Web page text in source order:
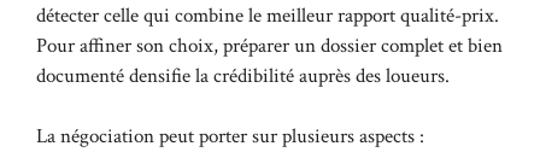
détecter celle qui combine le meilleur rapport qualité-prix.
Pour affiner son choix, préparer un dossier complet et bien
documenté densifie la crédibilité auprès des loueurs.
La négociation peut porter sur plusieurs aspects :